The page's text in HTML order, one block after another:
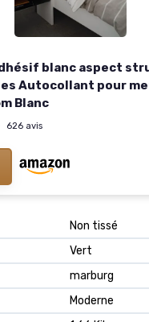
blanc aspect
Autocollant pour
Blanc
626 avis
Non tissé
Vert
marburg
Moderne